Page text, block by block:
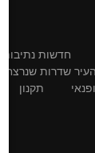
חדשות נתיבות-
שדרות
תקנון